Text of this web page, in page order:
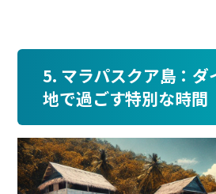
5. マラパスクア島：ダ
地で過ごす特別な時間